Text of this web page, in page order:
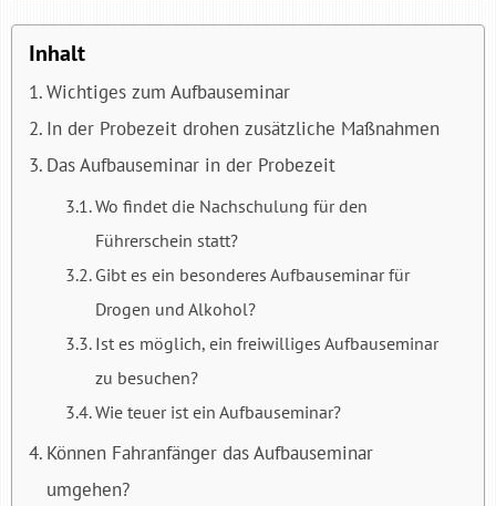
Inhalt
Wichtiges zum Aufbauseminar
In der Probezeit drohen zusätzliche Maßnahmen
Das Aufbauseminar in der Probezeit
Wo findet die Nachschulung für den
Führerschein statt?
Gibt es ein besonderes Aufbauseminar für
Drogen und Alkohol?
Ist es möglich, ein freiwilliges Aufbauseminar
zu besuchen?
Wie teuer ist ein Aufbauseminar?
Können Fahranfänger das Aufbauseminar
umgehen?